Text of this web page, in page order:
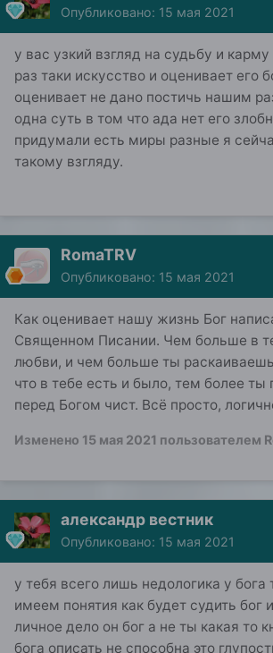
Опубликовано: 15 мая 2021
у вас узкий взгляд на судьбу и
раз таки искусство и оценивает его
оценивает не дано постичь нашим
одна суть в том что ада нет его
придумали есть миры разные я
такому взгляду.
RomaTRV
Опубликовано: 15 мая 2021
Как оценивает нашу жизнь Бог
Священном Писании. Чем больше в
любви, и чем больше ты
что в тебе есть и было, тем более ты
перед Богом чист. Всё просто,
Изменено 15 мая 2021 пользователем
александр вестник
Опубликовано: 15 мая 2021
у тебя всего лишь недологика у бога
имеем понятия как будет судить бог
личное дело он бог а не ты какая то
бога описать не способна это